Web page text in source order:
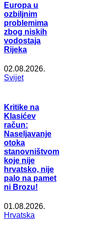
Europa u
ozbiljnim
problemima
zbog niskih
vodostaja
Rijeka
02.08.2026.
Svijet
Kritike na
Klasićev
račun:
Naseljavanje
otoka
stanovništvom
koje nije
hrvatsko, nije
palo na pamet
ni Brozu!
01.08.2026.
Hrvatska